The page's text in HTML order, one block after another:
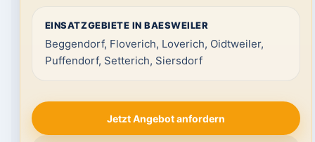
EINSATZGEBIETE IN BAESWEILER
Beggendorf, Floverich, Loverich, Oidtweiler,
Puffendorf, Setterich, Siersdorf
Jetzt Angebot anfordern